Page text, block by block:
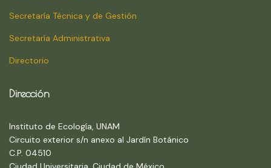
Secretaría Técnica y de Gestión
Secretaría Administrativa
Directorio
Dirección
Instituto de Ecología, UNAM
Circuito exterior s/n anexo al Jardín Botánico
C.P. 04510